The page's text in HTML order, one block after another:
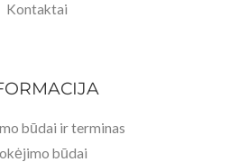
Kontaktai
būdai ir terminas
būdai